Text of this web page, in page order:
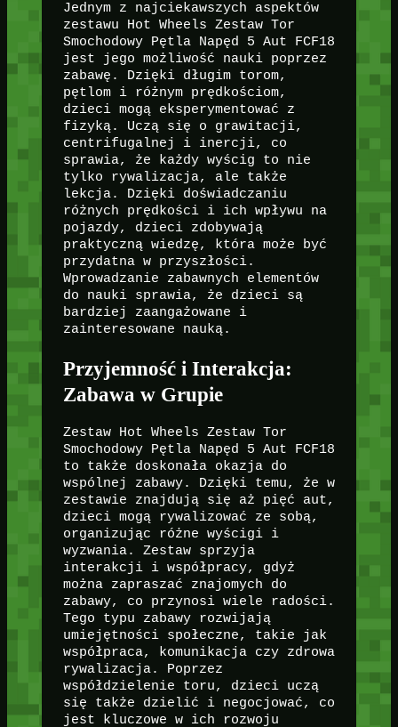
Jednym z najciekawszych aspektów
zestawu Hot Wheels Zestaw Tor
Smochodowy Pętla Napęd 5 Aut FCF18
jest jego możliwość nauki poprzez
zabawę. Dzięki długim torom,
pętlom i różnym prędkościom,
dzieci mogą eksperymentować z
fizyką. Uczą się o grawitacji,
centrifugalnej i inercji, co
sprawia, że każdy wyścig to nie
tylko rywalizacja, ale także
lekcja. Dzięki doświadczaniu
różnych prędkości i ich wpływu na
pojazdy, dzieci zdobywają
praktyczną wiedzę, która może być
przydatna w przyszłości.
Wprowadzanie zabawnych elementów
do nauki sprawia, że dzieci są
bardziej zaangażowane i
zainteresowane nauką.
Przyjemność i Interakcja:
Zabawa w Grupie
Zestaw Hot Wheels Zestaw Tor
Smochodowy Pętla Napęd 5 Aut FCF18
to także doskonała okazja do
wspólnej zabawy. Dzięki temu, że w
zestawie znajdują się aż pięć aut,
dzieci mogą rywalizować ze sobą,
organizując różne wyścigi i
wyzwania. Zestaw sprzyja
interakcji i współpracy, gdyż
można zapraszać znajomych do
zabawy, co przynosi wiele radości.
Tego typu zabawy rozwijają
umiejętności społeczne, takie jak
współpraca, komunikacja czy zdrowa
rywalizacja. Poprzez
współdzielenie toru, dzieci uczą
się także dzielić i negocjować, co
jest kluczowe w ich rozwoju